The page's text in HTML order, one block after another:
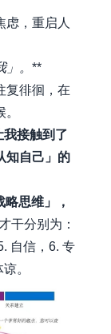
虑，重启人
。 **
复徘徊，在
接触到了
知自己」的
思维」，
干分别为：
自信，6. 专
。